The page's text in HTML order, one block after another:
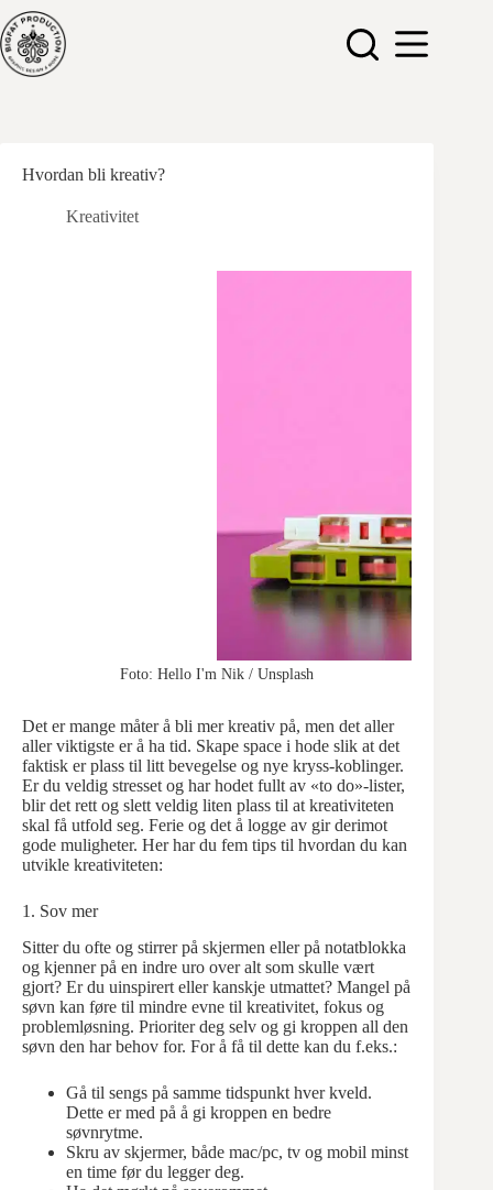
Hopp
til
innholdet
Hvordan bli kreativ?
Kreativitet
Foto: Hello I'm Nik / Unsplash
Det er mange måter å bli mer kreativ på, men det aller
aller viktigste er å ha tid. Skape space i hode slik at det
faktisk er plass til litt bevegelse og nye kryss-koblinger.
Er du veldig stresset og har hodet fullt av «to do»-lister,
blir det rett og slett veldig liten plass til at kreativiteten
skal få utfold seg. Ferie og det å logge av gir derimot
gode muligheter. Her har du fem tips til hvordan du kan
utvikle kreativiteten:
1. Sov mer
Sitter du ofte og stirrer på skjermen eller på notatblokka
og kjenner på en indre uro over alt som skulle vært
gjort? Er du uinspirert eller kanskje utmattet? Mangel på
søvn kan føre til mindre evne til kreativitet, fokus og
problemløsning. Prioriter deg selv og gi kroppen all den
søvn den har behov for. For å få til dette kan du f.eks.:
Gå til sengs på samme tidspunkt hver kveld.
Dette er med på å gi kroppen en bedre
søvnrytme.
Skru av skjermer, både mac/pc, tv og mobil minst
en time før du legger deg.